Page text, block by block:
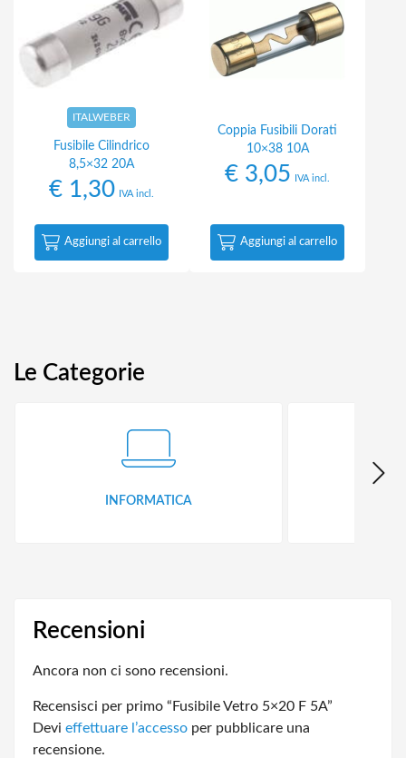
ITALWEBER
Fusibile Cilindrico
8,5×32 20A
€ 1,30 IVA incl.
Aggiungi al carrello
Coppia Fusibili Dorati
10×38 10A
€ 3,05 IVA incl.
Aggiungi al carrello
Le Categorie
INFORMATICA
Recensioni
Ancora non ci sono recensioni.
Recensisci per primo “Fusibile Vetro 5×20 F 5A”
Devi effettuare l’accesso per pubblicare una
recensione.